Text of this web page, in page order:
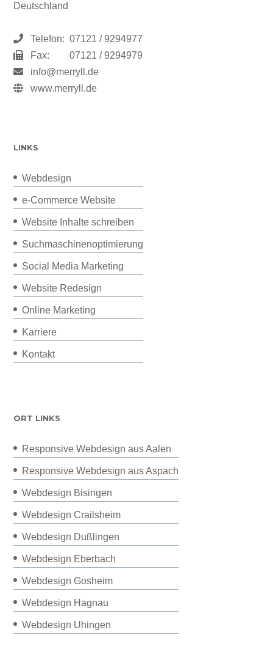
Deutschland
Telefon: 07121 / 9294977
Fax:
07121 / 9294979
info@merryll.de
www.merryll.de
LINKS
Webdesign
e-Commerce Website
Website Inhalte schreiben
Suchmaschinenoptimierung
Social Media Marketing
Website Redesign
Online Marketing
Karriere
Kontakt
ORT LINKS
Responsive Webdesign aus Aalen
Responsive Webdesign aus Aspach
Webdesign Bisingen
Webdesign Crailsheim
Webdesign Dußlingen
Webdesign Eberbach
Webdesign Gosheim
Webdesign Hagnau
Webdesign Uhingen